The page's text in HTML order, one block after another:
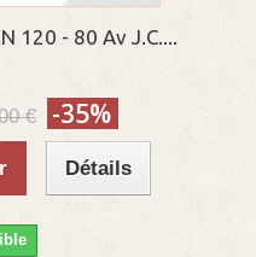
120 - 80 Av J.C....
€ -35%
Détails